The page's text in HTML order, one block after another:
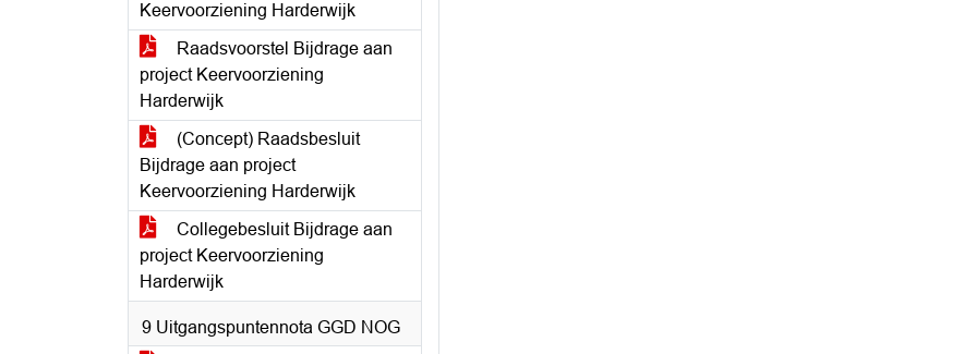
Keervoorziening Harderwijk
Raadsvoorstel Bijdrage aan
project Keervoorziening
Harderwijk
(Concept) Raadsbesluit
Bijdrage aan project
Keervoorziening Harderwijk
Collegebesluit Bijdrage aan
project Keervoorziening
Harderwijk
9 Uitgangspuntennota GGD NOG